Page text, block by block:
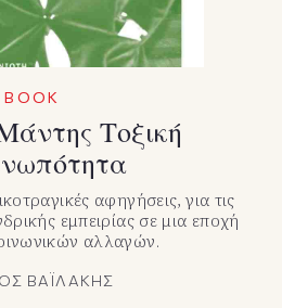
BOOK
Τοξική
αφηγήσεις, για τις
εμπειρίας σε μια εποχή
αλλαγών.
ΒΑΪΛΑΚΗΣ